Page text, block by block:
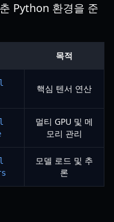
Python 환경을 준
목적
핵심 텐서 연산
멀티 GPU 및 메
모리 관리
모델 로드 및 추
론